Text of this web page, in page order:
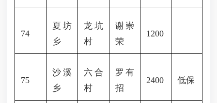
74
夏坊
乡
龙坑
村
谢崇
荣
1200
75
沙溪
乡
六合
村
罗有
招
2400 低保